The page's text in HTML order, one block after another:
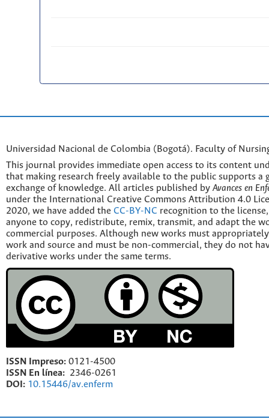
Universidad Nacional de Colombia (Bogotá). Faculty of
This journal provides immediate open access to its content
that making research freely available to the public supports a
exchange of knowledge. All articles published by Avances en
under the International Creative Commons Attribution 4.0
2020, we have added the CC-BY-NC recognition to the
anyone to copy, redistribute, remix, transmit, and adapt the
commercial purposes. Although new works must
work and source and must be non-commercial, they do not
derivative works under the same terms.
ISSN Impreso: 0121-4500
ISSN En línea: 2346-0261
DOI: 10.15446/av.enferm